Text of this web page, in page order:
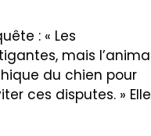
: « Les
mais
du chien pour
ces disputes. » Elle